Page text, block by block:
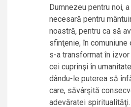
Dumnezeu pentru noi,
necesară pentru
noastră, pentru ca să
sfinţenie, în comuniune
s-a transformat în
cei cuprinşi în
dându-le puterea să
care, săvârşită
adevăratei spiritualităţi.